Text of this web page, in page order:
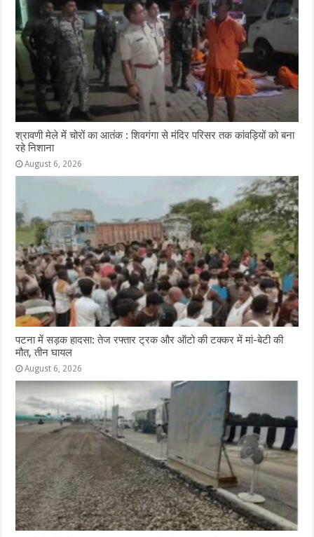
श्रावणी मेले में चोरों का आतंक : शिवगंगा से मंदिर परिसर तक कांवड़ियों को बना
रहे निशाना
August 6, 2026
पटना में सड़क हादसा: तेज रफ्तार ट्रक और ऑटो की टक्कर में मां-बेटी की
मौत, तीन घायल
August 6, 2026